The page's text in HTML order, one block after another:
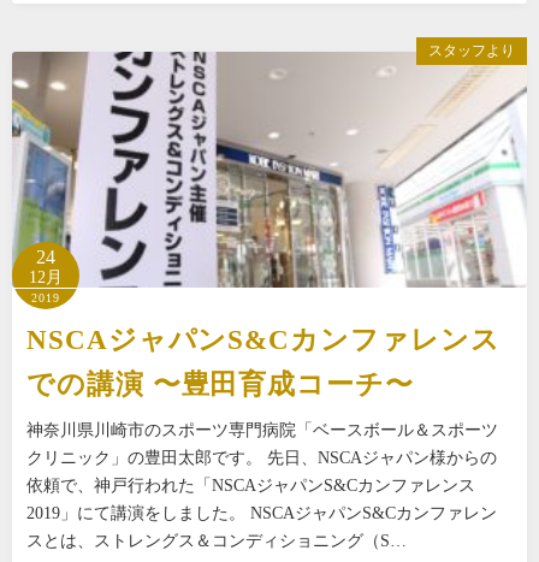
スタッフより
24
12月
2019
NSCAジャパンS&Cカンファレンス
での講演 〜豊田育成コーチ〜
神奈川県川崎市のスポーツ専門病院「ベースボール＆スポーツ
クリニック」の豊田太郎です。 先日、NSCAジャパン様からの
依頼で、神戸行われた「NSCAジャパンS&Cカンファレンス
2019」にて講演をしました。 NSCAジャパンS&Cカンファレン
スとは、ストレングス＆コンディショニング（S…